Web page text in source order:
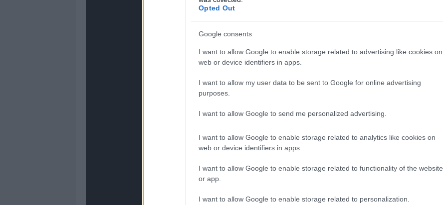
Opted Out
Google consents
I want to allow Google to enable storage related to advertising like cookies on
web or device identifiers in apps.
I want to allow my user data to be sent to Google for online advertising
purposes.
I want to allow Google to send me personalized advertising.
I want to allow Google to enable storage related to analytics like cookies on
web or device identifiers in apps.
I want to allow Google to enable storage related to functionality of the website
or app.
I want to allow Google to enable storage related to personalization.